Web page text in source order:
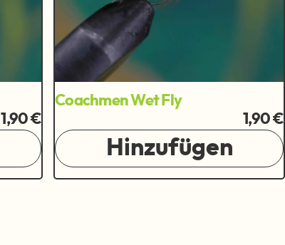
1,90 €
Coachmen Wet Fly
1,90 €
Hinzufügen